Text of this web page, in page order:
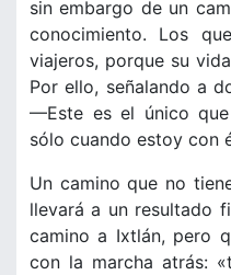
sin embargo de un
conocimiento. Los
viajeros, porque su
Por ello, señalando a
—Este es el único
sólo cuando estoy con
Un camino que no
llevará a un resultado
camino a Ixtlán, pero
con la marcha atrás: